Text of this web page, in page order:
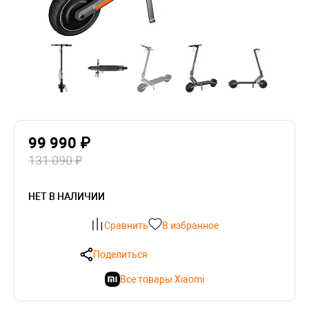
99 990 ₽
131 090 ₽
НЕТ В НАЛИЧИИ
Сравнить В избранное
Поделиться
Все товары Xiaomi